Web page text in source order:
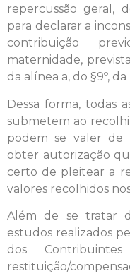
repercussão geral,
para declarar a
contribuição
maternidade,
da alínea a, do §9º, da
Dessa forma, todas
submetem ao
podem se valer de
obter autorização
certo de pleitear a
valores recolhidos
Além de se tratar
estudos realizados
dos
restituição/